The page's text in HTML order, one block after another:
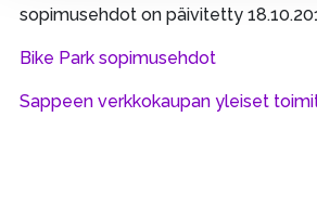
sopimusehdot on päivitetty
Bike Park sopimusehdot
Sappeen verkkokaupan yleiset